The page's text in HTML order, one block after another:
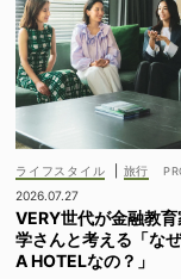
ライフスタイル
旅行
2026.07.27
VERY世代が金融教
学さんと考える「な
A HOTELなの？」